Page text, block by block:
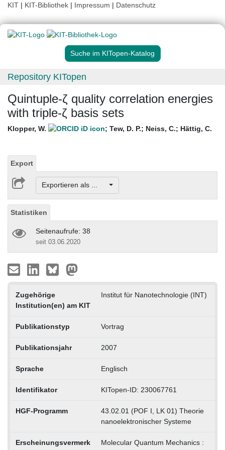
KIT | KIT-Bibliothek | Impressum | Datenschutz
Suche im KITopen-Katalog
Repository KITopen
Quintuple-ζ quality correlation energies
with triple-ζ basis sets
Klopper, W. ; Tew, D. P.; Neiss, C.; Hättig, C.
Export
Exportieren als ...
Statistiken
Seitenaufrufe: 38
seit 03.06.2020
Zugehörige
Institution(en) am KIT
Institut für Nanotechnologie (INT)
Publikationstyp Vortrag
Publikationsjahr 2007
Sprache Englisch
Identifikator KITopen-ID: 230067761
HGF-Programm
43.02.01 (POF I, LK 01) Theorie
nanoelektronischer Systeme
Erscheinungsvermerk
Molecular Quantum Mechanics :